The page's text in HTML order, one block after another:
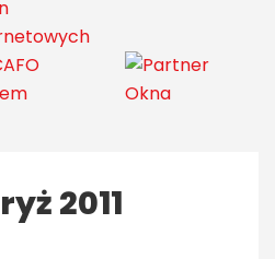
2011